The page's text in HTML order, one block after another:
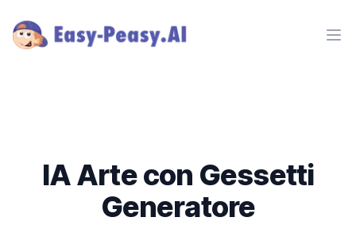
IA Arte con Gessetti
Generatore